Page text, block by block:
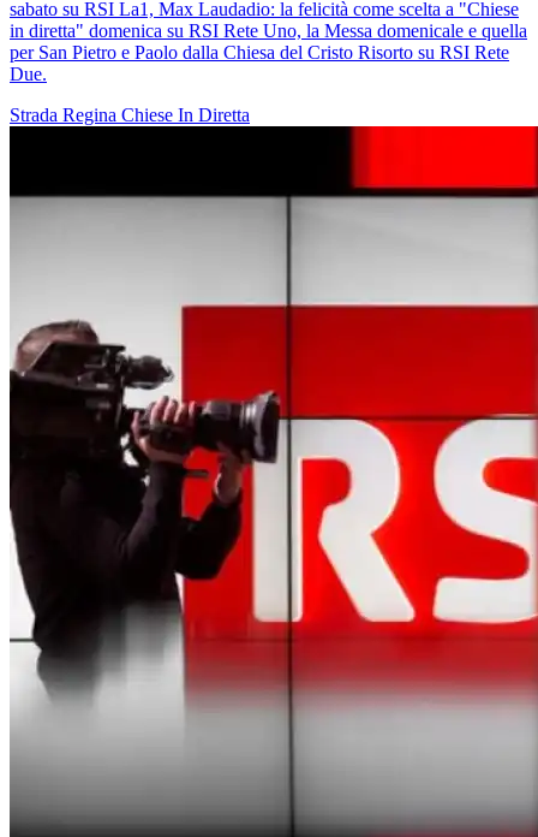
sabato su RSI La1, Max Laudadio: la felicità come scelta a "Chiese
in diretta" domenica su RSI Rete Uno, la Messa domenicale e quella
per San Pietro e Paolo dalla Chiesa del Cristo Risorto su RSI Rete
Due.
Strada Regina Chiese In Diretta